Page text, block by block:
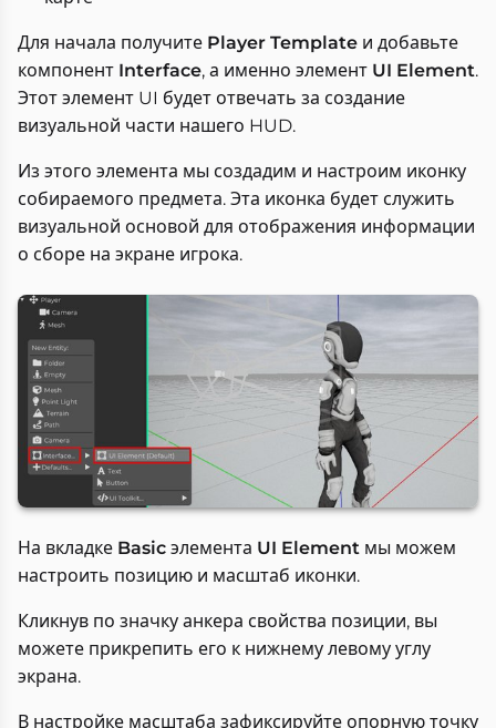
Для начала получите Player Template и добавьте
компонент Interface, а именно элемент UI Element.
Этот элемент UI будет отвечать за создание
визуальной части нашего HUD.
Из этого элемента мы создадим и настроим иконку
собираемого предмета. Эта иконка будет служить
визуальной основой для отображения информации
о сборе на экране игрока.
На вкладке Basic элемента UI Element мы можем
настроить позицию и масштаб иконки.
Кликнув по значку анкера свойства позиции, вы
можете прикрепить его к нижнему левому углу
экрана.
В настройке масштаба зафиксируйте опорную точку